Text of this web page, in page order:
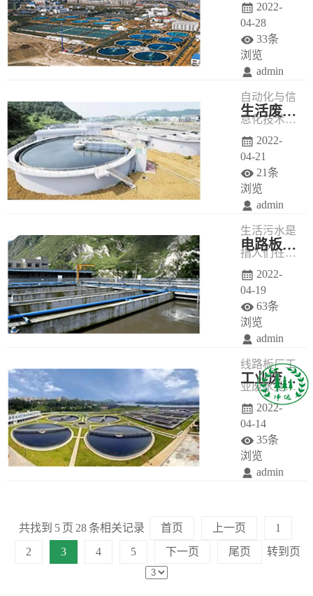
荷。
工艺有两
种，分别为
膜分离发以
及Fenton氧
化法，下面
小编就给大
家介绍这两
种废水处理
工艺。
2022-
04-28
33条
浏览
admin
自动化与信
息化技术作
为污水行业
发展中的后
助力量，保
障着节能减
排工作的有
续进行。它
将解决生产
水、供水、
排水处置及
污水处理设
备的过程控
制与管理智
能化，从而
最大限度地
减少水资源
的浪费，基
源的优化配
置，最大限
生活废水处理 时不我待
2022-
04-21
21条
浏览
admin
生活污水是
指人们在日
常生活活动
中所排出的
废水，这种
废水主要被
生活废料和
人的排泄物
所污染，污
染物的数
量、成分和
浓度与人们
惯、用水量
有关。生活
电路板生产工业废水处理的方法
2022-
04-19
63条
浏览
admin
线路板厂工
业废水处理
方法中，电
解法处理高
浓度线路板
废水可降低
的含量，其
目的同化学
工业废水的检测项目
2022-
04-14
35条
浏览
admin
是工业生产
共找到 5 页 28条相关记录 首页 上一页
1
2
3 4 5 下一页 尾页 转到页